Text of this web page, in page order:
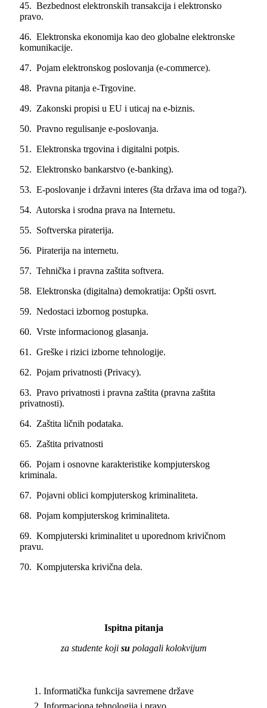
45. Bezbednost elektronskih transakcija i elektronsko
pravo.
46. Elektronska ekonomija kao deo globalne elektronske
komunikacije.
47. Pojam elektronskog poslovanja (e-commerce).
48. Pravna pitanja e-Trgovine.
49. Zakonski propisi u EU i uticaj na e-biznis.
50. Pravno regulisanje e-poslovanja.
51. Elektronska trgovina i digitalni potpis.
52. Elektronsko bankarstvo (e-banking).
53. E-poslovanje i državni interes (šta država ima od toga?).
54. Autorska i srodna prava na Internetu.
55. Softverska piraterija.
56. Piraterija na internetu.
57. Tehnička i pravna zaštita softvera.
58. Elektronska (digitalna) demokratija: Opšti osvrt.
59. Nedostaci izbornog postupka.
60. Vrste informacionog glasanja.
61. Greške i rizici izborne tehnologije.
62. Pojam privatnosti (Privacy).
63. Pravo privatnosti i pravna zaštita (pravna zaštita
privatnosti).
64. Zaštita ličnih podataka.
65. Zaštita privatnosti
66. Pojam i osnovne karakteristike kompjuterskog
kriminala.
67. Pojavni oblici kompjuterskog kriminaliteta.
68. Pojam kompjuterskog kriminaliteta.
69. Kompjuterski kriminalitet u uporednom krivičnom
pravu.
70. Kompjuterska krivična dela.
Ispitna pitanja
za studente koji supolagali kolokvijum
Informatička funkcija savremene države
Informaciona tehnologija i pravo